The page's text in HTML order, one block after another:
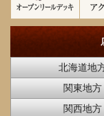
北海道地
関東地方
関西地方